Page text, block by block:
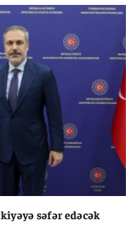
səfər edəcək